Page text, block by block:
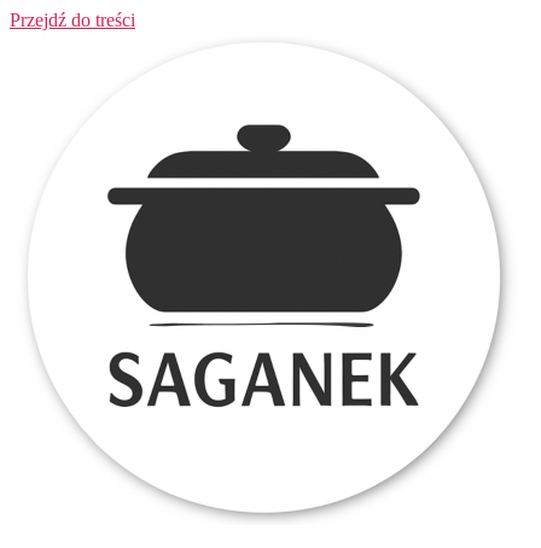
Przejdź do treści